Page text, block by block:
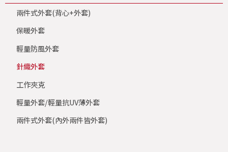
兩件式外套(背心+外套)
保暖外套
輕量防風外套
針織外套
工作夾克
輕量外套/輕量抗UV薄外套
兩件式外套(內外兩件皆外套)